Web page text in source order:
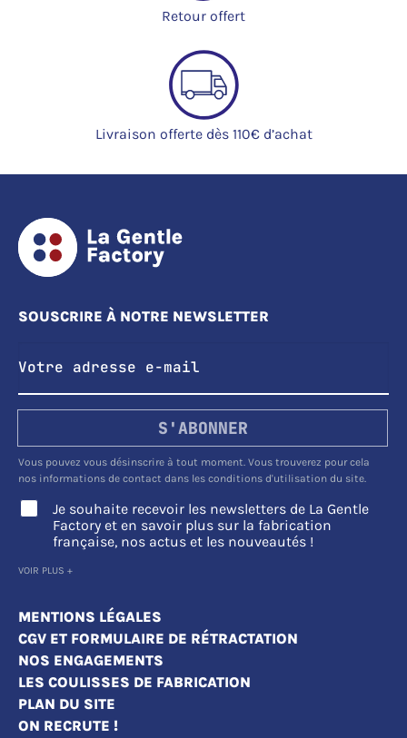
Retour offert
Livraison offerte dès 110€ d’achat
SOUSCRIRE À NOTRE NEWSLETTER
S'ABONNER
Vous pouvez vous désinscrire à tout moment. Vous trouverez pour cela
nos informations de contact dans les conditions d'utilisation du site.
Je souhaite recevoir les newsletters de La Gentle
Factory et en savoir plus sur la fabrication
française, nos actus et les nouveautés !
VOIR PLUS +
MENTIONS LÉGALES
CGV ET FORMULAIRE DE RÉTRACTATION
NOS ENGAGEMENTS
LES COULISSES DE FABRICATION
PLAN DU SITE
ON RECRUTE !